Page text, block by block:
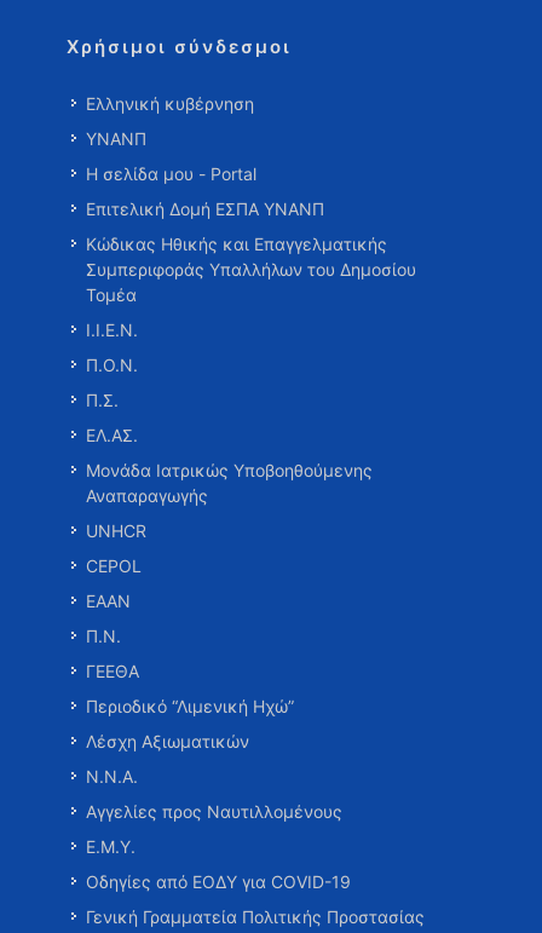
Χρήσιμοι σύνδεσμοι
Ελληνική κυβέρνηση
ΥΝΑΝΠ
Η σελίδα μου - Portal
Επιτελική Δομή ΕΣΠΑ ΥΝΑΝΠ
Κώδικας Ηθικής και Επαγγελματικής
Συμπεριφοράς Υπαλλήλων του Δημοσίου
Τομέα
Ι.Ι.Ε.Ν.
Π.Ο.Ν.
Π.Σ.
ΕΛ.ΑΣ.
Μονάδα Ιατρικώς Υποβοηθούμενης
Αναπαραγωγής
UNHCR
CEPOL
ΕΑΑΝ
Π.Ν.
ΓΕΕΘΑ
Περιοδικό “Λιμενική Ηχώ”
Λέσχη Αξιωματικών
Ν.Ν.Α.
Αγγελίες προς Ναυτιλλομένους
Ε.Μ.Υ.
Οδηγίες από ΕΟΔΥ για COVID-19
Γενική Γραμματεία Πολιτικής Προστασίας